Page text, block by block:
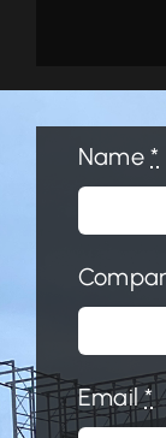
Name*
Email*